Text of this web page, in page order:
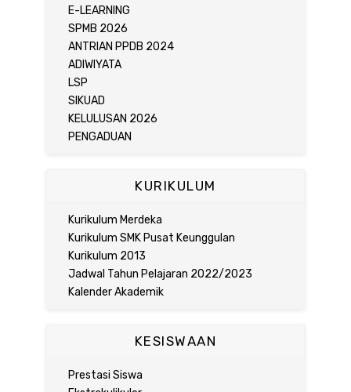
E-LEARNING
SPMB 2026
ANTRIAN PPDB 2024
ADIWIYATA
LSP
SIKUAD
KELULUSAN 2026
PENGADUAN
KURIKULUM
Kurikulum Merdeka
Kurikulum SMK Pusat Keunggulan
Kurikulum 2013
Jadwal Tahun Pelajaran 2022/2023
Kalender Akademik
KESISWAAN
Prestasi Siswa